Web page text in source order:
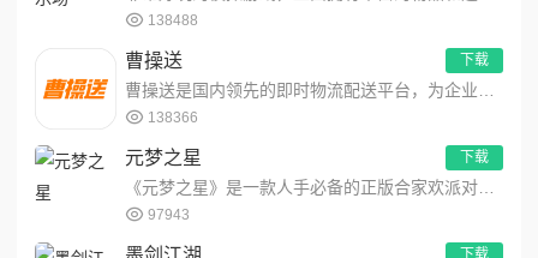
138488
曹操送
138366
下载
元梦之星
97943
下载
下载